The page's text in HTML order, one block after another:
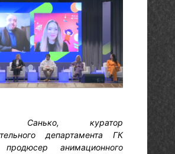
Санько, куратор
департамента ГК
анимационного